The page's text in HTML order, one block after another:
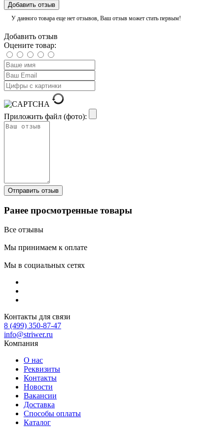
Добавить отзыв
У данного товара еще нет отзывов, Ваш отзыв может стать первым!
Добавить отзыв
Оцените товар:
Приложить файл (фото):
Ранее просмотренные товары
Все отзывы
Мы принимаем к оплате
Мы в социальных сетях
Контакты для связи
8 (499) 350-87-47
info@striwer.ru
Компания
О нас
Реквизиты
Контакты
Новости
Вакансии
Доставка
Способы оплаты
Каталог